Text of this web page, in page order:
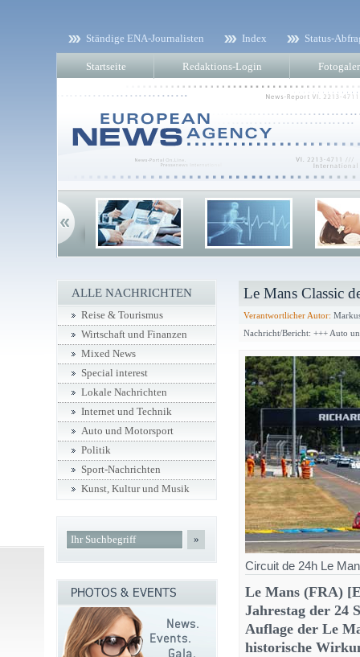
Ständige ENA-Journalisten Index Status-
Startseite Redaktions-Login
Le Mans Classic
Verantwortlicher Autor:
Nachricht/Bericht: +++ Auto
Circuit de 24h Le
Le Mans (FRA)
Jahrestag der 24
Auflage der Le
historische
ALLE NACHRICHTEN
Reise & Tourismus
Wirtschaft und Finanzen
Mixed News
Special interest
Lokale Nachrichten
Internet und Technik
Auto und Motorsport
Politik
Sport-Nachrichten
Kunst, Kultur und Musik
»